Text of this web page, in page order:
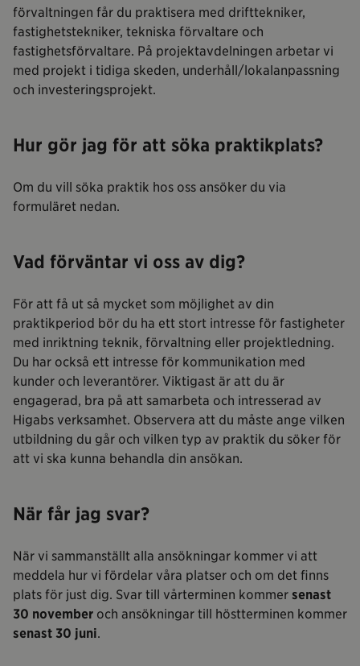
förvaltningen får du praktisera med drifttekniker,
fastighetstekniker, tekniska förvaltare och
fastighetsförvaltare. På projektavdelningen arbetar vi
med projekt i tidiga skeden, underhåll/lokalanpassning
och investeringsprojekt.
Hur gör jag för att söka praktikplats?
Om du vill söka praktik hos oss ansöker du via
formuläret nedan.
Vad förväntar vi oss av dig?
För att få ut så mycket som möjlighet av din
praktikperiod bör du ha ett stort intresse för fastigheter
med inriktning teknik, förvaltning eller projektledning.
Du har också ett intresse för kommunikation med
kunder och leverantörer. Viktigast är att du är
engagerad, bra på att samarbeta och intresserad av
Higabs verksamhet. Observera att du måste ange vilken
utbildning du går och vilken typ av praktik du söker för
att vi ska kunna behandla din ansökan.
När får jag svar?
När vi sammanställt alla ansökningar kommer vi att
meddela hur vi fördelar våra platser och om det finns
plats för just dig. Svar till vårterminen kommer senast
30 november och ansökningar till höstterminen kommer
senast 30 juni.